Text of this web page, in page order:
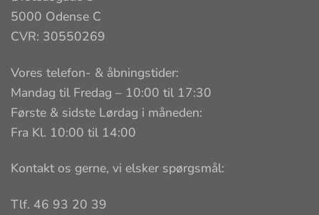
5000 Odense C
CVR: 30550269
Vores telefon- & åbningstider:
Mandag til Fredag – 10:00 til 17:30
Første & sidste Lørdag i måneden:
Fra Kl. 10:00 til 14:00
Kontakt os gerne, vi elsker spørgsmål:
Tlf. 46 93 20 39